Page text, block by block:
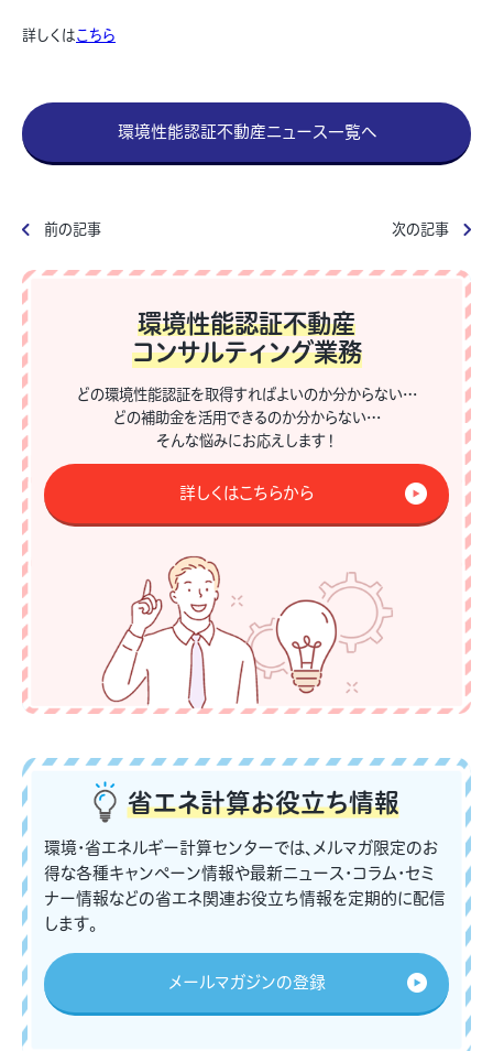
詳しくはこちら
環境性能認証不動産ニュース一覧へ
前の記事 次の記事
環境性能認証不動産
コンサルティング業務
どの環境性能認証を取得すればよいのか分からない…
どの補助金を活用できるのか分からない…
そんな悩みにお応えします！
詳しくはこちらから
省エネ計算お役立ち情報
環境・省エネルギー計算センターでは、メルマガ限定のお
得な各種キャンペーン情報や最新ニュース・コラム・セミ
ナー情報などの省エネ関連お役立ち情報を定期的に配信
します。
メールマガジンの登録